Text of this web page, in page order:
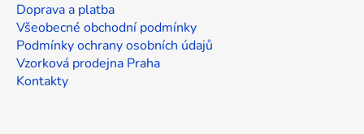
Doprava a platba
Všeobecné obchodní podmínky
Podmínky ochrany osobních údajů
Vzorková prodejna Praha
Kontakty